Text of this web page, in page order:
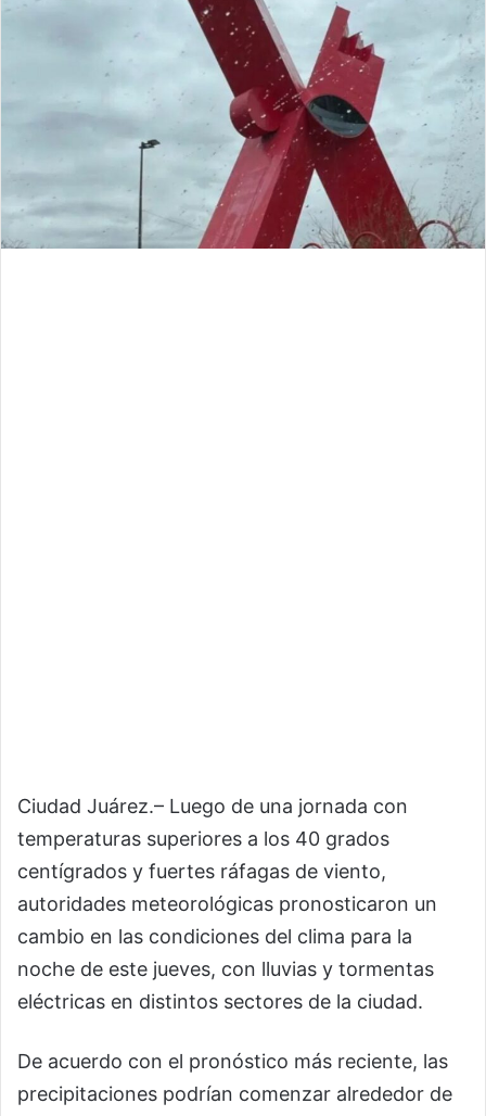
Ciudad Juárez.– Luego de una jornada con
temperaturas superiores a los 40 grados
centígrados y fuertes ráfagas de viento,
autoridades meteorológicas pronosticaron un
cambio en las condiciones del clima para la
noche de este jueves, con lluvias y tormentas
eléctricas en distintos sectores de la ciudad.
De acuerdo con el pronóstico más reciente, las
precipitaciones podrían comenzar alrededor de